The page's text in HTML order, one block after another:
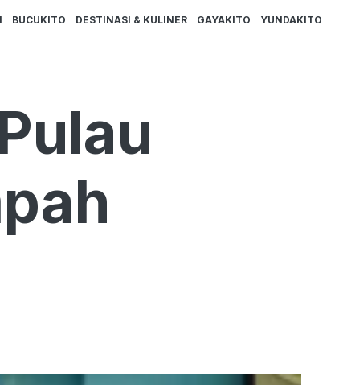
BUCUKITO DESTINASI & KULINER GAYAKITO YUNDAKITO